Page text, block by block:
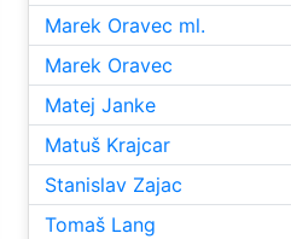
Marek Oravec ml.
Marek Oravec
Matej Janke
Matuš Krajcar
Stanislav Zajac
Tomaš Lang